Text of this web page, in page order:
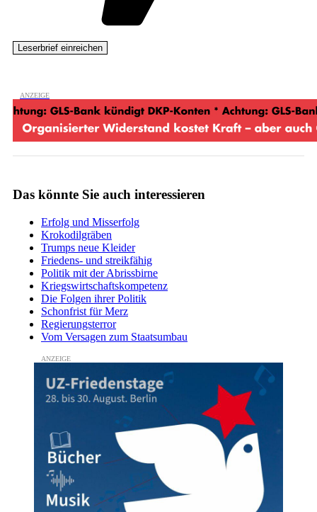
Das könnte Sie auch interessieren
Erfolg und Misserfolg
Krokodilgräben
Trumps neue Kleider
Friedens- und streikfähig
Politik mit der Abrissbirne
Kriegswirtschaftskompetenz
Die Folgen ihrer Politik
Schonfrist für Merz
Regierungsterror
Vom Versagen zum Staatsumbau